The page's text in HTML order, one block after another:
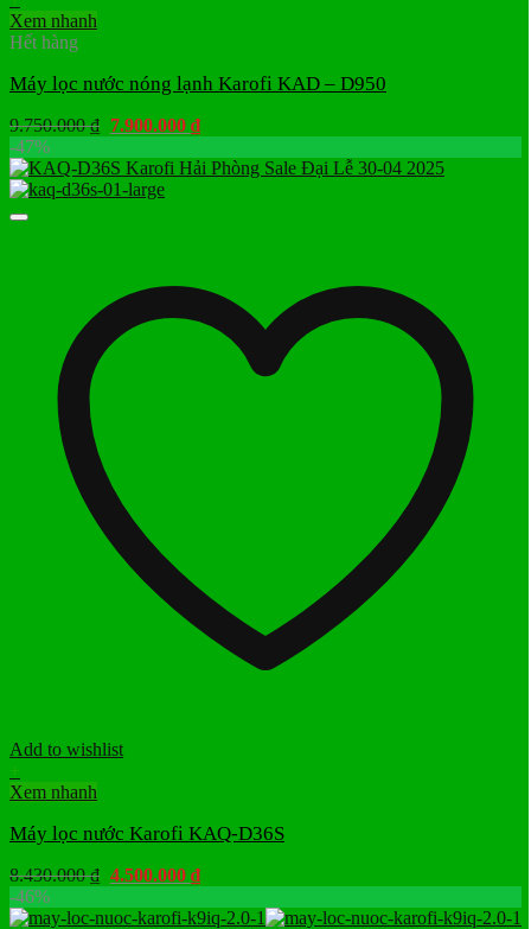
Xem nhanh
Hết hàng
Máy lọc nước nóng lạnh Karofi KAD – D950
9.750.000₫ Giá
là:
9.750.000 ₫.
7.900.000 ₫Giá
tại
-47%
Add to wishlist
+
Xem nhanh
Máy lọc nước Karofi KAQ-D36S
8.430.000₫ Giá
là:
4.500.000 ₫Giá
tại
-46%